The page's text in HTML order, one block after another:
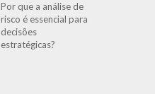
Por que a análise de
risco é essencial para
decisões
estratégicas?